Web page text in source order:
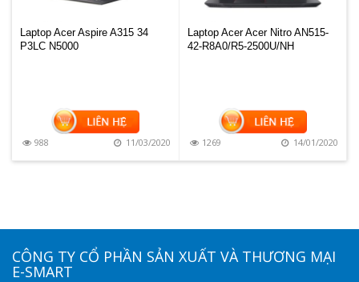
Laptop Acer Aspire A315 34
P3LC N5000
988 11/03/2020
Laptop Acer Acer Nitro AN515-
42-R8A0/R5-2500U/NH
1269 14/01/2020
CÔNG TY CỔ PHẦN SẢN XUẤT VÀ THƯƠNG MẠI
E-SMART